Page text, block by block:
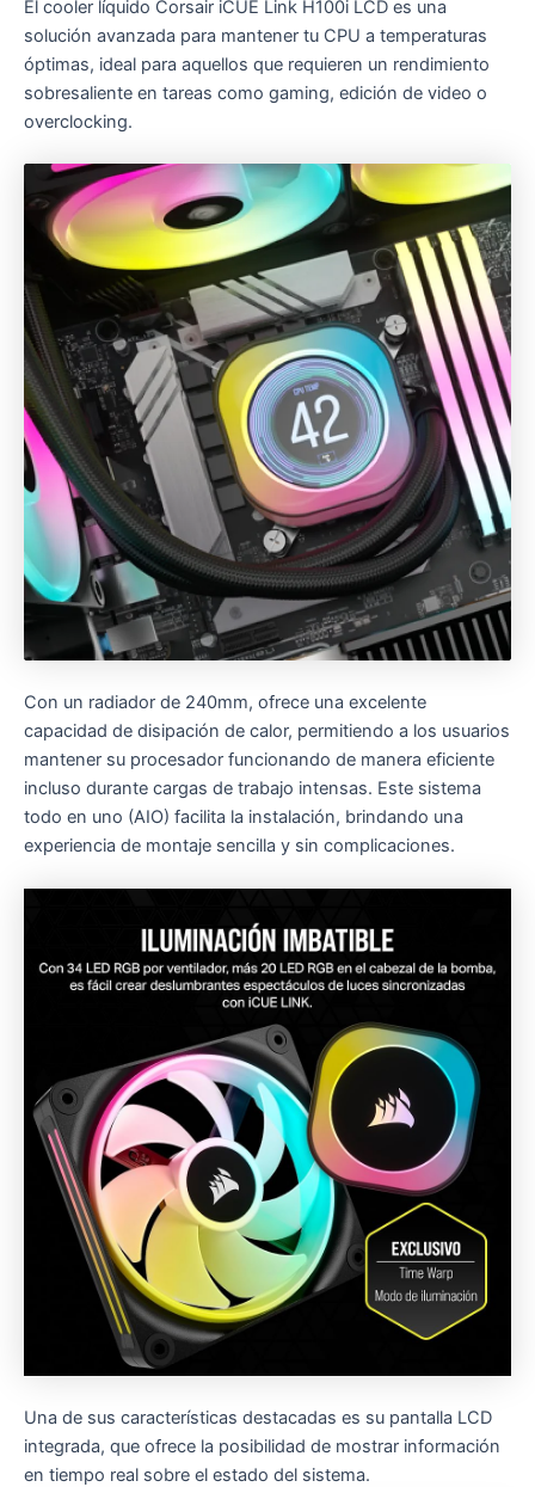
El cooler líquido Corsair iCUE Link H100i LCD es una
solución avanzada para mantener tu CPU a temperaturas
óptimas, ideal para aquellos que requieren un rendimiento
sobresaliente en tareas como gaming, edición de video o
overclocking.
Con un radiador de 240mm, ofrece una excelente
capacidad de disipación de calor, permitiendo a los usuarios
mantener su procesador funcionando de manera eficiente
incluso durante cargas de trabajo intensas. Este sistema
todo en uno (AIO) facilita la instalación, brindando una
experiencia de montaje sencilla y sin complicaciones.
Una de sus características destacadas es su pantalla LCD
integrada, que ofrece la posibilidad de mostrar información
en tiempo real sobre el estado del sistema.